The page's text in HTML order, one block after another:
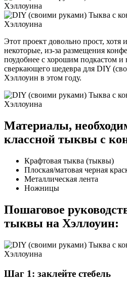
Этот проект довольно прост, хотя
некоторые, из-за размещения
поудобнее с хорошим подкастом и
сверкающего шедевра для DIY
Хэллоуин в этом году.
Материалы,
классной тыквы с
Крафтовая тыква (тыквы)
Плоская/матовая черная
Металлическая лента
Ножницы
Пошаговое
тыквы на Хэллоуин:
Шаг 1: заклейте стебель